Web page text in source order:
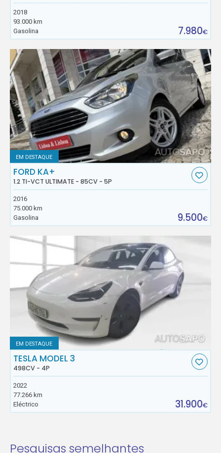
2018
93.000 km
Gasolina
7.980€
EM DESTAQUE
FORD KA+
1.2 TI-VCT ULTIMATE - 85CV - 5P
2016
75.000 km
Gasolina
9.500€
EM DESTAQUE
TESLA MODEL 3
498CV - 4P
2022
77.266 km
Eléctrico
31.900€
Pesquisas semelhantes